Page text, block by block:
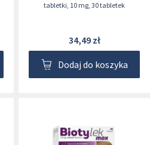
tabletki, 10 mg, 30 tabletek
34,49 zł
Dodaj do koszyka